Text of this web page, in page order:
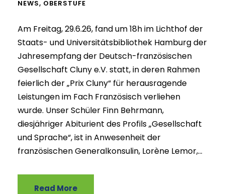
NEWS, OBERSTUFE
Am Freitag, 29.6.26, fand um 18h im Lichthof der
Staats- und Universitätsbibliothek Hamburg der
Jahresempfang der Deutsch-französischen
Gesellschaft Cluny e.V. statt, in deren Rahmen
feierlich der „Prix Cluny“ für herausragende
Leistungen im Fach Französisch verliehen
wurde. Unser Schüler Finn Behrmann,
diesjähriger Abiturient des Profils „Gesellschaft
und Sprache“, ist in Anwesenheit der
französischen Generalkonsulin, Lorène Lemor,...
Read More